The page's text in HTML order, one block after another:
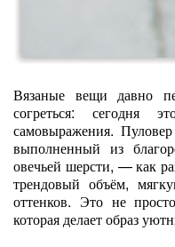
Вязаные вещи давно
согреться: сегодня
самовыражения. Пуловер
выполненный из
овечьей шерсти, — как
трендовый объём,
оттенков. Этонепросто
котораяделаетобраз